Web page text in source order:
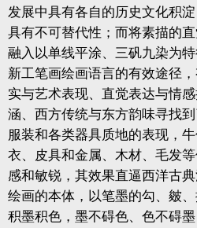
发展中具有各自的历史文化积
具有不可替代性；而将素描的
融入以单线平涂、三矾九染为
新工笔画绘画语言的有效途径
实与艺术表现、直觉表达与情
涵、西方传统与东方韵味寻找
服装和各类器具质地的表现，
衣、皮具和金属、木材、毛发
感和敏锐，其效果直逼西洋古
绘画的本体，以笔墨的勾、皴
积墨积色，墨不碍色、色不碍